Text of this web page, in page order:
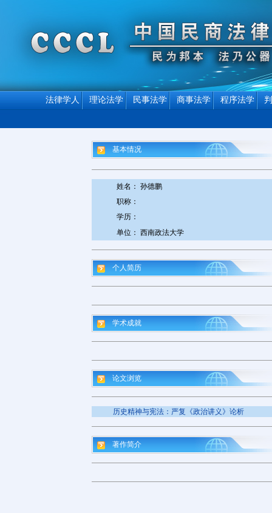
法律学人 理论法学 民事法学 商事法学 程序法学
基本情况
姓名： 孙德鹏
职称：
学历：
单位： 西南政法大学
个人简历
学术成就
论文浏览
历史精神与宪法：严复《政治讲义》论析
著作简介